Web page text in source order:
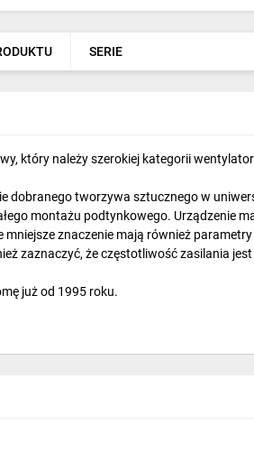
SERIE
który należy szerokiej kategorii
dobranego tworzywa sztucznego w
montażu podtynkowego. Urządzenie
znaczenie mają również
zaznaczyć, że częstotliwość zasilania
już od 1995 roku.